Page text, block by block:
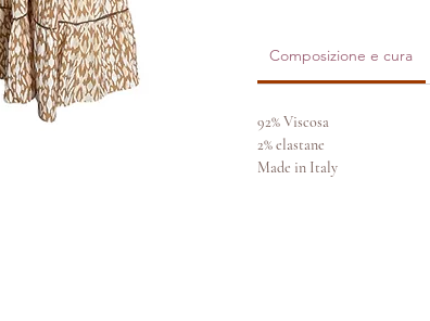
Composizione e cura
92% Viscosa
2% elastane
Made in Italy